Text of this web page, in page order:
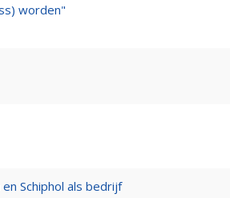
worden"
Schiphol als bedrijf